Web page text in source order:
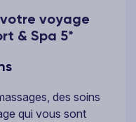
voyage
& Spa 5*
des soins
qui vous sont